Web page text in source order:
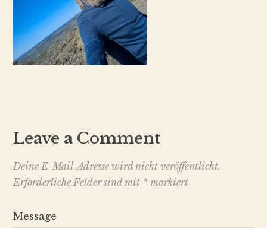
Leave a Comment
Deine E-Mail-Adresse wird nicht veröffentlicht.
Erforderliche Felder sind mit *markiert
Message